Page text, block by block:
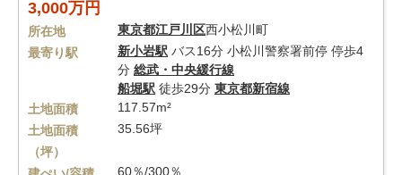
3,000万円
所在地 東京都江戸川区西小松川町
最寄り駅
新小岩駅 バス16分 小松川警察署前停 停歩4
分 総武・中央緩行線
船堀駅 徒歩29分 東京都新宿線
土地面積
117.57m²
土地面積
（坪）
35.56坪
60％/300％